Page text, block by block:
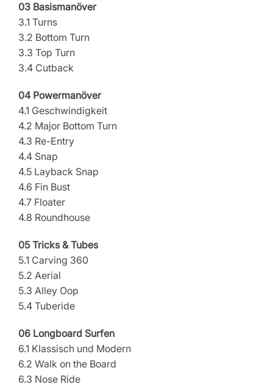
03 Basismanöver
3.1 Turns
3.2 Bottom Turn
3.3 Top Turn
3.4 Cutback
04 Powermanöver
4.1 Geschwindigkeit
4.2 Major Bottom Turn
4.3 Re-Entry
4.4 Snap
4.5 Layback Snap
4.6 Fin Bust
4.7 Floater
4.8 Roundhouse
05 Tricks & Tubes
5.1 Carving 360
5.2 Aerial
5.3 Alley Oop
5.4 Tuberide
06 Longboard Surfen
6.1 Klassisch und Modern
6.2 Walk on the Board
6.3 Nose Ride